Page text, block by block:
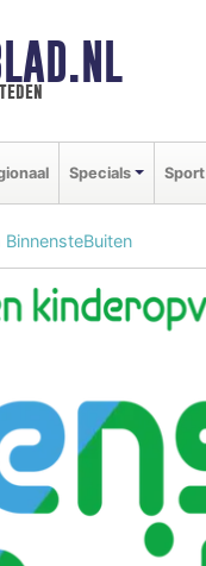
Specials Sport